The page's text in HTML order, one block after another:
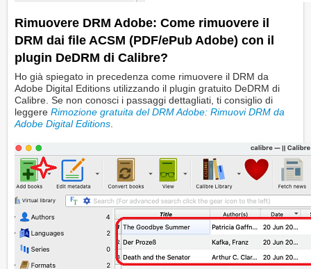
Rimuovere DRM Adobe: Come rimuovere il
DRM dai file ACSM (PDF/ePub Adobe) con il
plugin DeDRM di Calibre?
Ho già spiegato in precedenza come rimuovere il DRM da
Adobe Digital Editions utilizzando il plugin gratuito DeDRM di
Calibre. Se non conosci i passaggi dettagliati, ti consiglio di
leggereRimozione gratuita del DRM Adobe: Rimuovi DRM da
Adobe Digital Editions